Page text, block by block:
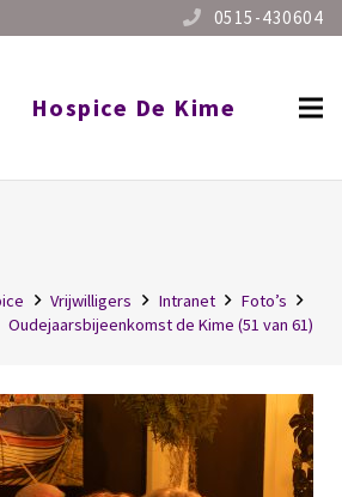
0515-430604
Hospice De Kime
Vrijwilligers Intranet
Foto’s
Oudejaarsbijeenkomst de Kime (51 van 61)